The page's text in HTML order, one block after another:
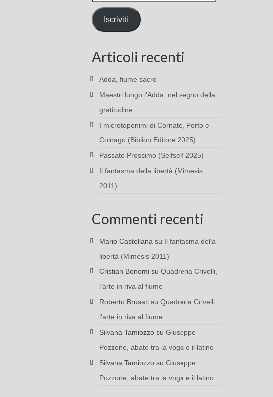
e-
mail
Iscriviti
Articoli recenti
Adda, fiume sacro
Maestri lungo l’Adda, nel segno della
gratitudine
I microtoponimi di Cornate, Porto e
Colnago (Biblion Editore 2025)
Passato Prossimo (Selfself 2025)
Il fantasma della libertà (Mimesis
2011)
Commenti recenti
Mario Castellana su Il fantasma della
libertà (Mimesis 2011)
Cristian Bonomisu Quadreria Crivelli,
l’arte in riva al fiume
Roberto Brusatisu Quadreria Crivelli,
l’arte in riva al fiume
Silvana Tamiozzosu Giuseppe
Pozzone, abate tra la voga e il latino
Silvana Tamiozzosu Giuseppe
Pozzone, abate tra la voga e il latino